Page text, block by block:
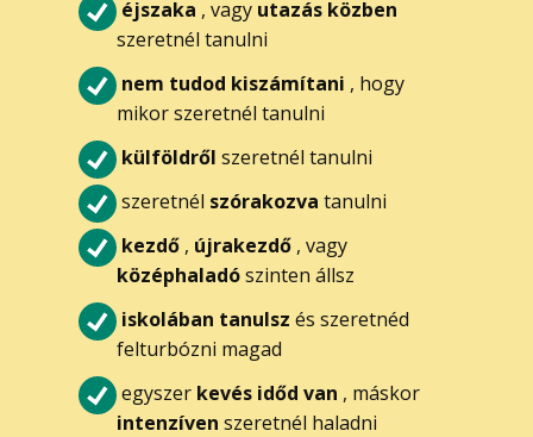
éjszaka , vagy utazás közben
szeretnél tanulni
nem tudod kiszámítani , hogy
mikor szeretnél tanulni
külföldről szeretnél tanulni
szeretnél szórakozva tanulni
kezdő , újrakezdő , vagy
középhaladó szinten állsz
iskolában tanulsz és szeretnéd
felturbózni magad
egyszer kevés időd van , máskor
intenzíven szeretnél haladni